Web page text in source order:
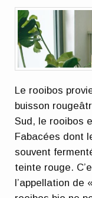
Le rooibos
buisson
Sud, le rooibos
Fabacées dont
souvent
teinte rouge.
l’appellation de